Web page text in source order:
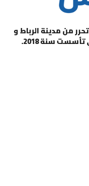
من مدينة الرباط و
سنة 2018.